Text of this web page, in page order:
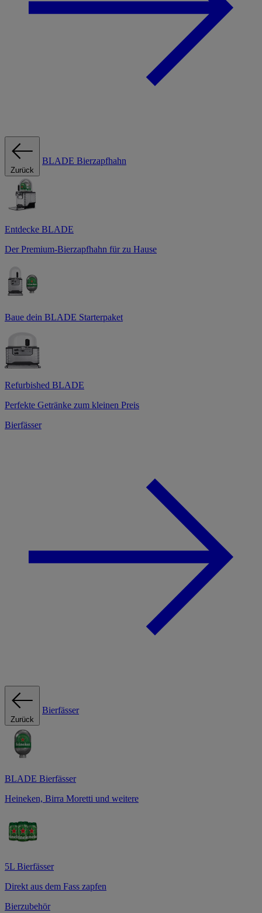
Zurück
BLADE Bierzapfhahn
Entdecke BLADE
Der Premium-Bierzapfhahn für zu Hause
Baue dein BLADE Starterpaket
Refurbished BLADE
Perfekte Getränke zum kleinen Preis
Bierfässer
Zurück
Bierfässer
BLADE Bierfässer
Heineken, Birra Moretti und weitere
5L Bierfässer
Direkt aus dem Fass zapfen
Bierzubehör